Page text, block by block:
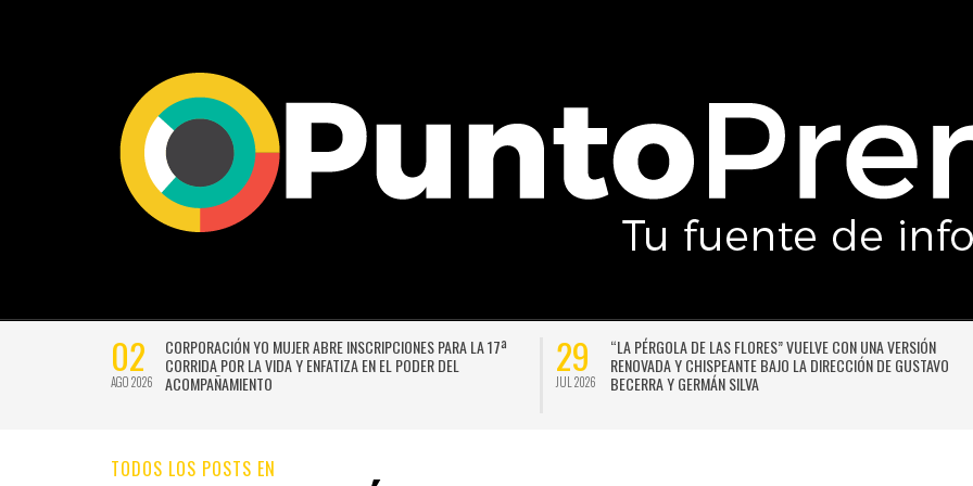
“LA PÉRGOLA DE LAS FLORES” VUELVE CON UNA VERSIÓN
RENOVADA Y CHISPEANTE BAJO LA DIRECCIÓN DE GUSTAVO
BECERRA Y GERMÁN SILVA
27
UNIVERSIDAD DE CHILE VENCE CON SUFRIMIENTO A AUDAX
ITALIANO Y SE INSTALA EN LA PELEA POR EL SEGUNDO LUGAR
27
TODOS LOS POSTS EN